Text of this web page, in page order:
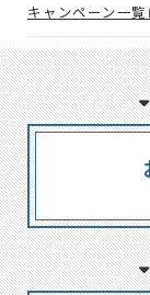
キャンペーン一